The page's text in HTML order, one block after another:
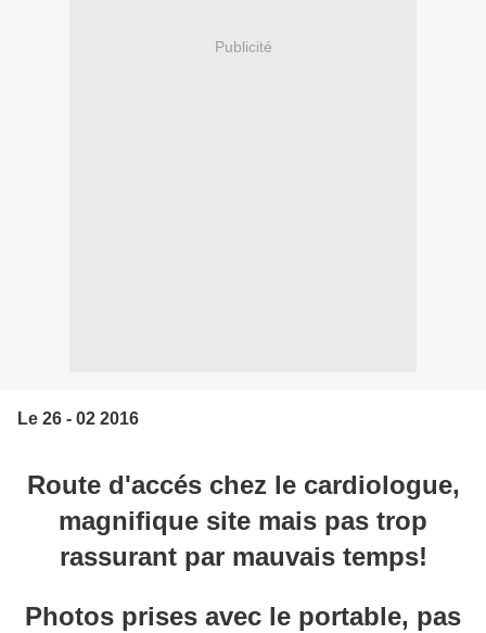
Publicité
Le 26 - 02 2016
Route d'accés chez le cardiologue,
magnifique site mais pas trop
rassurant par mauvais temps!
Photos prises avec le portable, pas